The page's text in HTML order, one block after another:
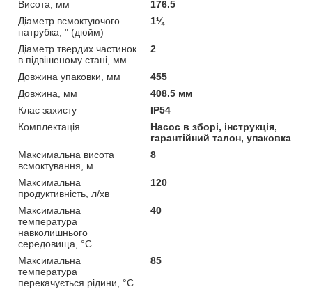
Висота, мм
176.5
Діаметр всмоктуючого
патрубка, " (дюйм)
1¼
Діаметр твердих частинок
в підвішеному стані, мм
2
Довжина упаковки, мм
455
Довжина, мм
408.5 мм
Клас захисту
IP54
Комплектація
Насос в зборі, інструкція,
гарантійний талон, упаковка
Максимальна висота
всмоктування, м
8
Максимальна
продуктивність, л/хв
120
Максимальна
температура
навколишнього
середовища, °C
40
Максимальна
температура
перекачується рідини, °C
85